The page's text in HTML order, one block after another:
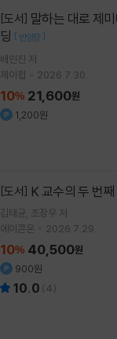
[도서]
딩 [ 반양장 ]
배인진 저
제이펍
2026.7.30.
10% 21,600원
1,200원
[도서] K 교수의 두 번
김태균 조장우 저
에이콘온
2026.7.29.
10% 40,500원
900원
10.0 (4)